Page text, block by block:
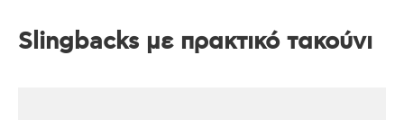
Slingbacks με πρακτικό τακούνι